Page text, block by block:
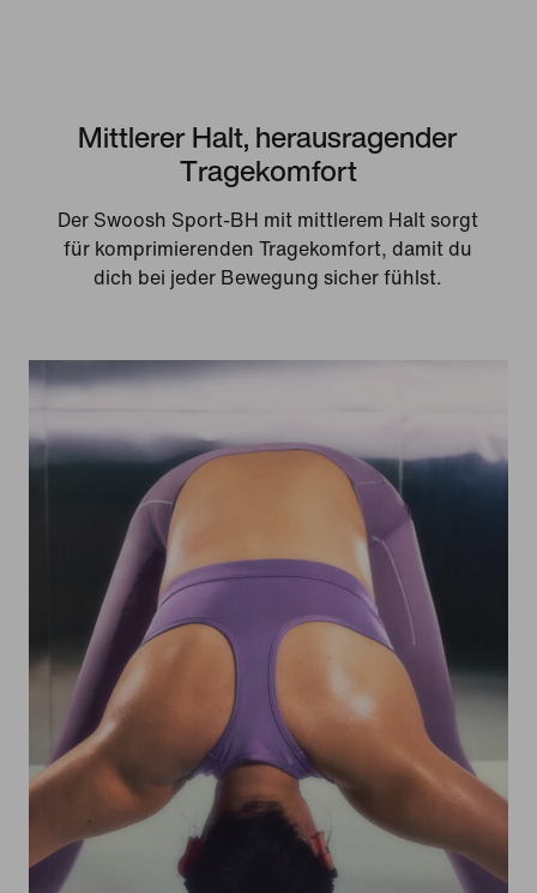
Mittlerer Halt, herausragender
Tragekomfort
Der Swoosh Sport-BH mit mittlerem Halt sorgt
für komprimierenden Tragekomfort, damit du
dich bei jeder Bewegung sicher fühlst.